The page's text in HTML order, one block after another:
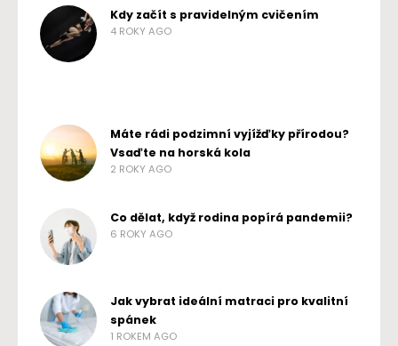
Kdy začít s pravidelným cvičením
4 ROKY AGO
Máte rádi podzimní vyjížďky přírodou?
Vsaďte na horská kola
2 ROKY AGO
Co dělat, když rodina popírá pandemii?
6 ROKY AGO
Jak vybrat ideální matraci pro kvalitní
spánek
1 ROKEM AGO